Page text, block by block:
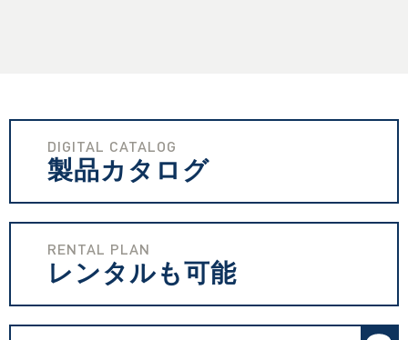
DIGITAL CATALOG
製品カタログ
RENTAL PLAN
レンタルも可能